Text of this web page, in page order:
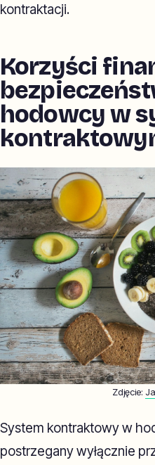
kontraktacji.
Korzyści
hodowcy w
Zdjęcie:
System kontraktowy w
postrzegany wyłącznie